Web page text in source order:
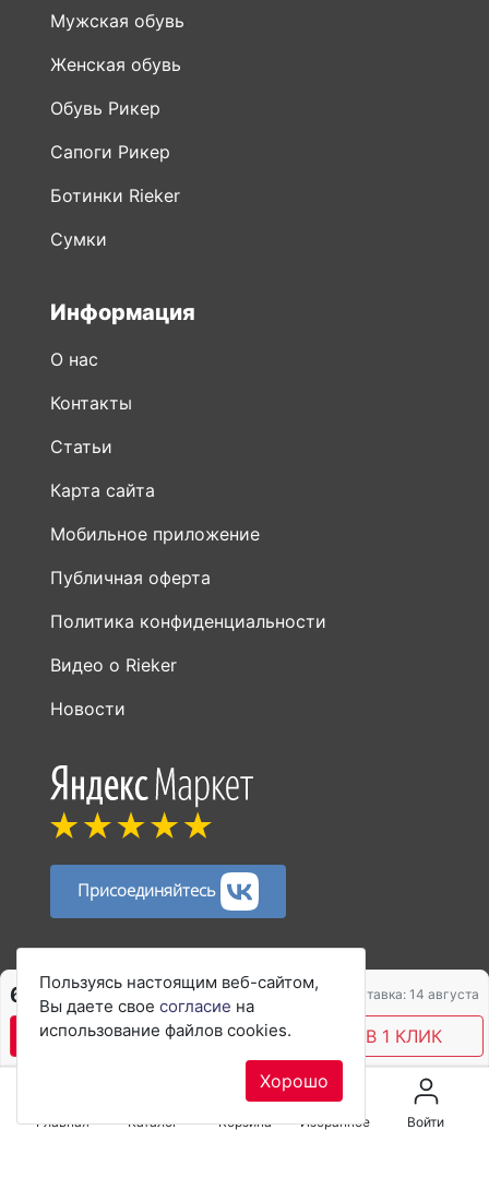
Мужская обувь
Женская обувь
Обувь Рикер
Сапоги Рикер
Ботинки Rieker
Сумки
Информация
О нас
Контакты
Статьи
Карта сайта
Мобильное приложение
Публичная оферта
Политика конфиденциальности
Видео о Rieker
Новости
Присоединяйтесь
Пользуясь настоящим веб-сайтом,
Вы даете свое согласие на
использование файлов cookies.
Хорошо
6 898 ₽ 9 197 ₽ Доставка: 14 августа
В КОРЗИНУ КУПИТЬ В 1 КЛИК
Главная Каталог Корзина Избранное Войти